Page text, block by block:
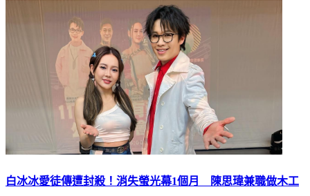
白冰冰愛徒傳遭封殺！消失螢光幕1個月 陳思瑋兼職做木工